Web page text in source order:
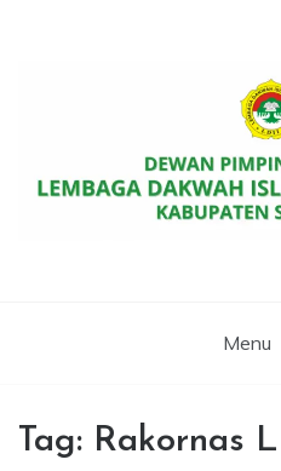
Menu
Tag: Rakornas